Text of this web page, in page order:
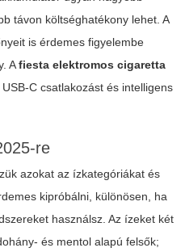
távon költséghatékony lehet. A
is érdemes figyelembe
Afiesta elektromos cigaretta
C csatlakozást és intelligens
re
azokat az ízkategóriákat és
kipróbálni, különösen, ha
használsz. Az ízeket két
és mentol alapú felsők;